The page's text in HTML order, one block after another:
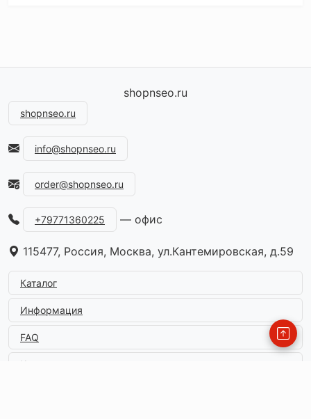
shopnseo.ru
shopnseo.ru
info@shopnseo.ru
order@shopnseo.ru
+79771360225 — офис
115477, Россия, Москва, ул.Кантемировская, д.59
Каталог
Информация
FAQ
Контакты